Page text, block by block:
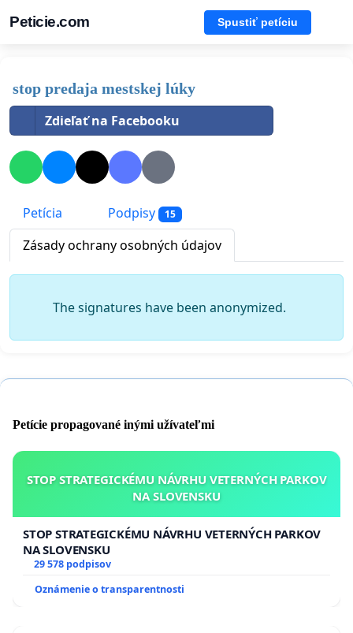
Peticie.com Spustiť petíciu
stop predaja mestskej lúky
Zdieľať na Facebooku
Petícia Podpisy 15
Zásady ochrany osobných údajov
The signatures have been anonymized.
Petície propagované inými užívateľmi
STOP STRATEGICKÉMU NÁVRHU VETERNÝCH PARKOV
NA SLOVENSKU
STOP STRATEGICKÉMU NÁVRHU VETERNÝCH PARKOV
NA SLOVENSKU
29 578 podpisov
Oznámenie o transparentnosti